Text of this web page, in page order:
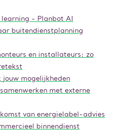
- Planbot AI
buitendienstplanning
en installateurs: zo
mogelijkheden
met externe
van energielabel-advies
binnendienst